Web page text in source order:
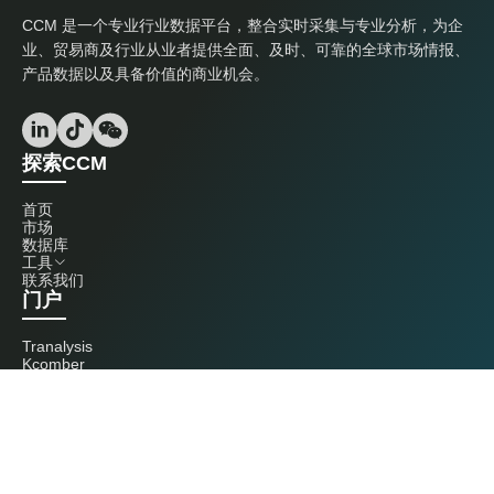
CCM 是一个专业行业数据平台，整合实时采集与专业分析，为企
业、贸易商及行业从业者提供全面、及时、可靠的全球市场情报、
产品数据以及具备价值的商业机会。
探索CCM
首页
市场
数据库
工具
联系我们
门户
Tranalysis
Kcomber